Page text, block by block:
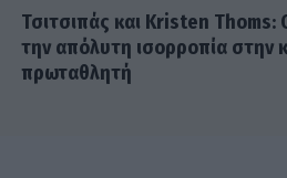
Τσιτσιπάς και Kristen Thoms:
την απόλυτη ισορροπία στην
πρωταθλητή